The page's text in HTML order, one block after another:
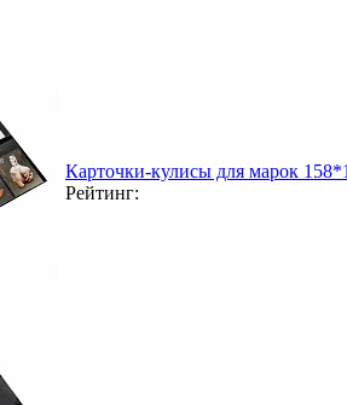
Карточки-кулисы для марок
Рейтинг: